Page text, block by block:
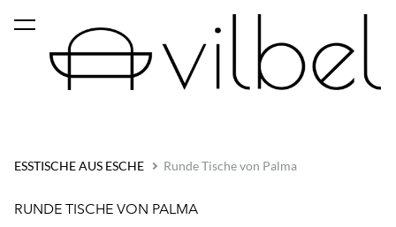
wurde dem
Warenkorb
hinzugefügt..
Warenkorb ansehen
ESSTISCHE AUS ESCHE Runde Tische von Palma
RUNDE TISCHE VON PALMA